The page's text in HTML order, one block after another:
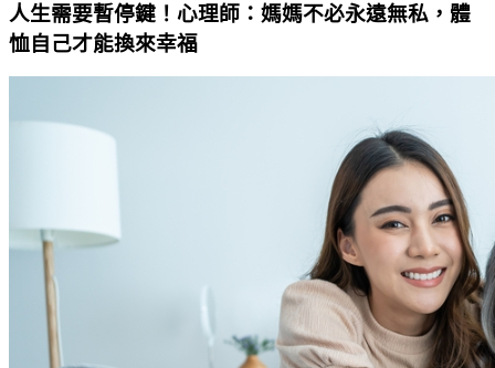
人生需要暫停鍵！心理師：媽媽不必永遠無私，體
恤自己才能換來幸福